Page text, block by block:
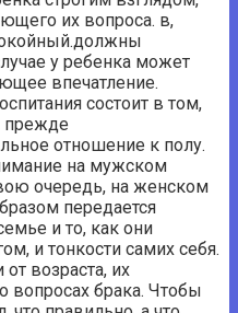
их вопроса. в,
у ребенка может
впечатление.
состоит в том,
прежде
отношение к полу.
на мужском
очередь, на женском
передается
и то, как они
и тонкости самих себя.
возраста, их
вопросах брака. Чтобы